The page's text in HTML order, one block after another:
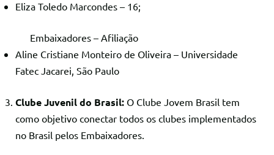
Eliza Toledo Marcondes – 16;
Embaixadores – Afiliação
Aline Cristiane Monteiro de Oliveira – Universidade
Fatec Jacarei, São Paulo
Clube Juvenil do Brasil: O Clube Jovem Brasil tem
como objetivo conectar todos os clubes implementados
no Brasil pelos Embaixadores.